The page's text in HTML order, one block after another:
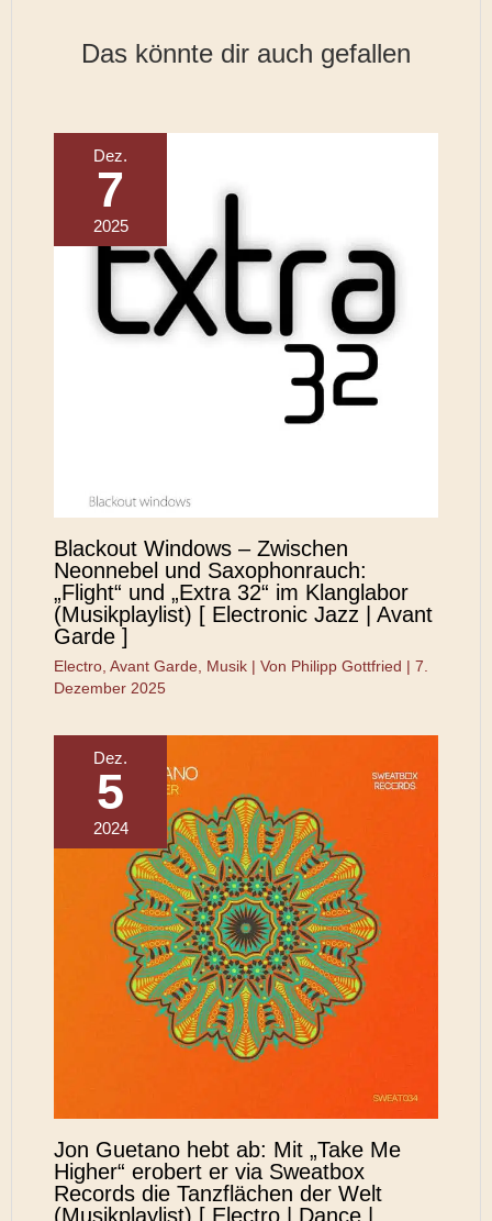
Das könnte dir auch gefallen
Dez.
7
2025
Blackout Windows – Zwischen
Neonnebel und Saxophonrauch:
„Flight“ und „Extra 32“ im Klanglabor
(Musikplaylist) [ Electronic Jazz | Avant
Garde ]
Electro ,Avant Garde Musik | Von Philipp Gottfried |7.
Dezember 2025
Dez.
5
2024
Jon Guetano hebt ab: Mit „Take Me
Higher“ erobert er via Sweatbox
Records die Tanzflächen der Welt
(Musikplaylist) [ Electro | Dance |